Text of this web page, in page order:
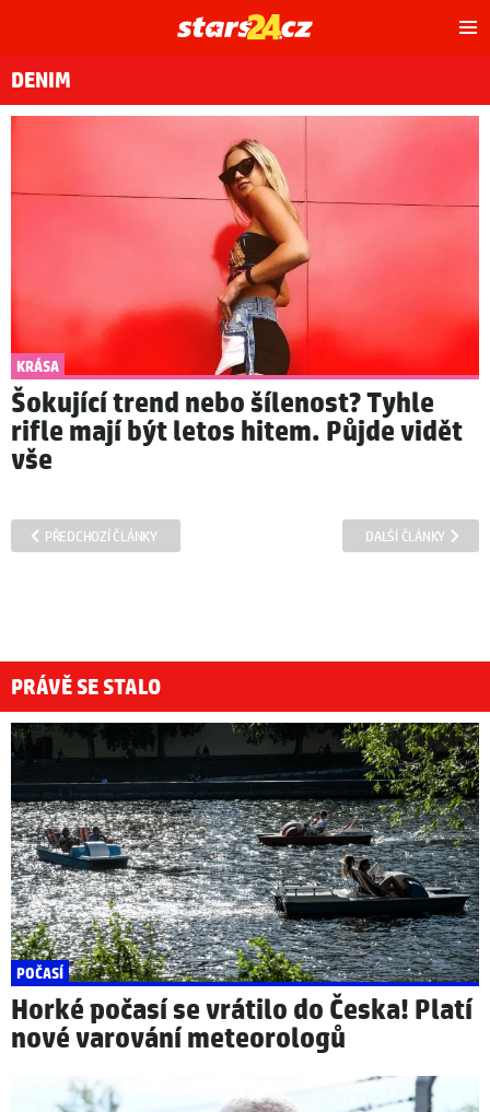
DENIM
KRÁSA
Šokující trend nebo šílenost? Tyhle
rifle mají být letos hitem. Půjde vidět
vše
PŘEDCHOZÍ ČLÁNKY DALŠÍ ČLÁNKY
PRÁVĚ SE STALO
POČASÍ
Horké počasí se vrátilo do Česka! Platí
nové varování meteorologů